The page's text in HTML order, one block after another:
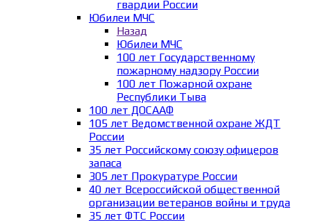
гвардии России
Юбилеи МЧС
Назад
Юбилеи МЧС
100 лет Государственному
пожарному надзору России
100 лет Пожарной охране
Республики Тыва
100 лет ДОСААФ
105 лет Ведомственной охране ЖДТ
России
35 лет Российскому союзу офицеров
запаса
305 лет Прокуратуре России
40 лет Всероссийской общественной
организации ветеранов войны и труда
35 лет ФТС России